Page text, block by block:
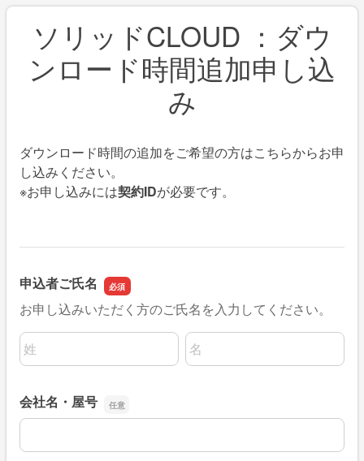
ソリッドCLOUD ：ダウ
ンロード時間追加申し込
み
ダウンロード時間の追加をご希望の方はこちらからお申
し込みください。
※お申し込みには契約IDが必要です。
申込者ご氏名
お申し込みいただく方のご氏名を入力してください。
名前の姓
名前の名
会社名・屋号
会社名・屋号